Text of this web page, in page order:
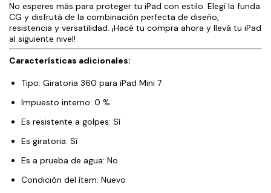
No esperes más para proteger tu iPad con estilo. Elegí la funda
CG y disfrutá de la combinación perfecta de diseño,
resistencia y versatilidad. ¡Hacé tu compra ahora y llevá tu iPad
al siguiente nivel!
Características adicionales:
Tipo: Giratoria 360 para iPad Mini 7
Impuesto interno: 0 %
Es resistente a golpes: Sí
Es giratoria: Sí
Es a prueba de agua: No
Condición del ítem: Nuevo